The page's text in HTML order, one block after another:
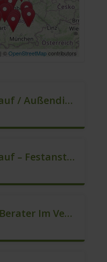
| ©OpenStreetMapcontributors
Mitarbeiter Verkauf / Außendienst (m/w/d)
Mitarbeiter Verkauf – Festanstellung (m/w/d)
Quereinsteiger / Berater Im Vertrieb In VZ/TZ (m/w/d)